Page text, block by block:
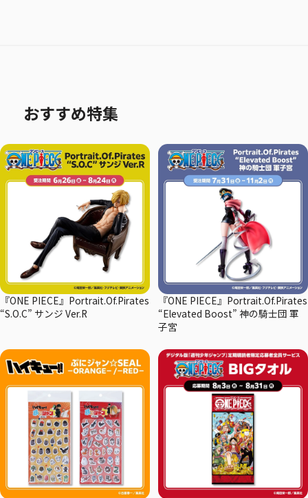
おすすめ特集
『ONE PIECE』Portrait.Of.Pirates
“S.O.C” サンジ Ver.R
『ONE PIECE』Portrait.Of.Pirates
“Elevated Boost” 神の騎士団 軍
子宮